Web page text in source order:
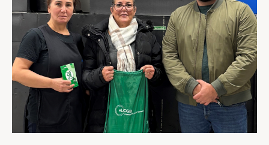
Devenir Membre
Actualités